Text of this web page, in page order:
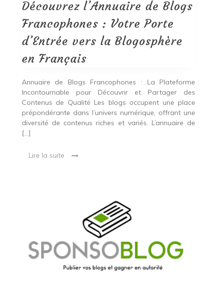
Votre
Porte
d’Entrée
la
Découvrez l’Annuaire de Blogs
Francophones : Votre Porte
d’Entrée vers la Blogosphère
en Français
Annuaire de Blogs Francophones : La Plateforme
Incontournable pour Découvrir et Partager des
Contenus de Qualité Les blogs occupent une place
prépondérante dans l’univers numérique, offrant une
diversité de contenus riches et variés. L’annuaire de
[…]
Lire la suite